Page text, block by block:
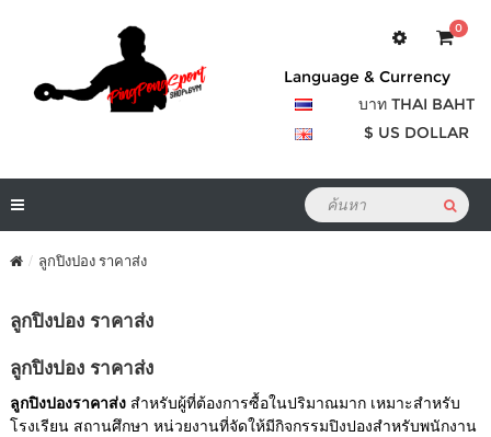
0
Language & Currency
บาท THAI BAHT
$ US DOLLAR
ลูกปิงปอง ราคาส่ง
ลูกปิงปอง ราคาส่ง
ลูกปิงปอง ราคาส่ง
ลูกปิงปองราคาส่ง สำหรับผู้ที่ต้องการซื้อในปริมาณมาก เหมาะสำหรับ
โรงเรียน สถานศึกษา หน่วยงานที่จัดให้มีกิจกรรมปิงปองสำหรับพนักงาน